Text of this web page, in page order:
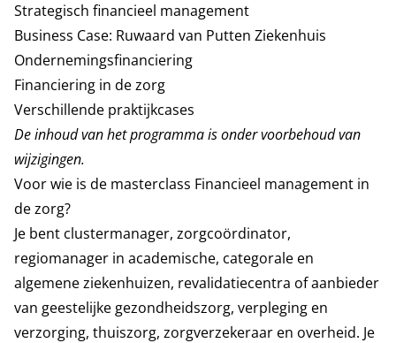
Strategisch financieel management
Business Case: Ruwaard van Putten Ziekenhuis
Ondernemingsfinanciering
Financiering in de zorg
Verschillende praktijkcases
De inhoud van het programma is onder voorbehoud van
wijzigingen.
Voor wie is de masterclass Financieel management in
de zorg?
Je bent clustermanager, zorgcoördinator,
regiomanager in academische, categorale en
algemene ziekenhuizen, revalidatiecentra of aanbieder
van geestelijke gezondheidszorg, verpleging en
verzorging, thuiszorg, zorgverzekeraar en overheid. Je